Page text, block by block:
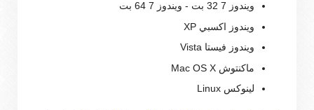
ويندوز 7 32 بت - ويندوز 7 64 بت
ويندوز اكسبي XP
ويندوز فيستا Vista
ماكنتوش Mac OS X
لينوكس Linux